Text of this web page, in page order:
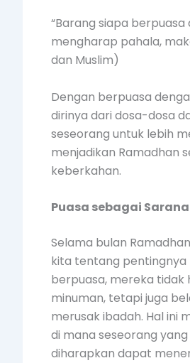
“Barang siapa
mengharap pahala,
dan Muslim)
Dengan berpuasa
dirinya dari dosa-dosa
seseorang untuk lebih
menjadikan Ramadhan
keberkahan.
Puasa sebagai
Selama bulan
kita tentang pentingnya
berpuasa, mereka tidak
minuman, tetapi juga
merusak ibadah. Hal ini
di mana seseorang
diharapkan dapat